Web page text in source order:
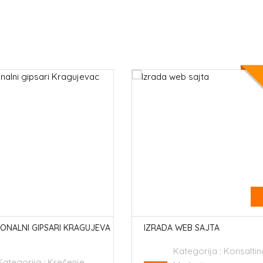
VIP
WEB SAJTA DUBINSKO PRANJE
Kategorija :